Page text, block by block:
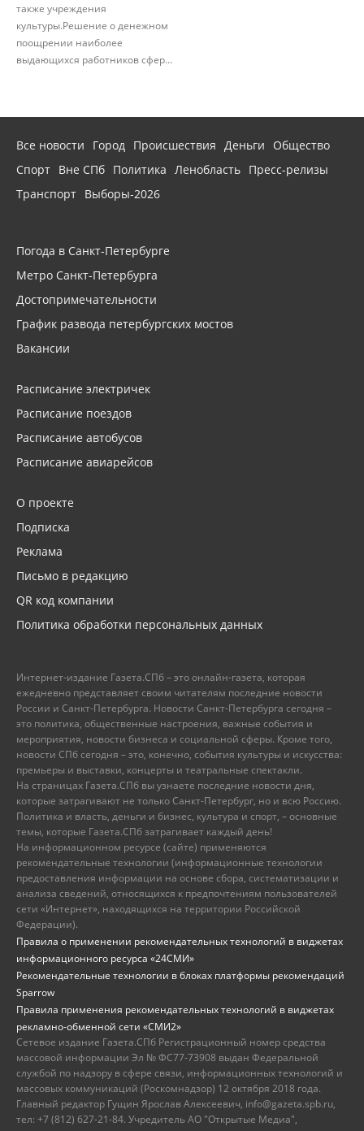
также учреждения
культуры.Решение о денежном
поощрении наиболее
выдающихся работников сфер...
Все новости Город Происшествия Деньги
Общество
Спорт Вне СПб Политика Ленобласть Пресс-релизы
Транспорт Выборы-2026
Погода в Санкт-Петербурге
Метро Санкт-Петербурга
Достопримечательности
График развода петербургских мостов
Вакансии
Расписание электричек
Расписание поездов
Расписание автобусов
Расписание авиарейсов
О проекте
Подписка
Реклама
Письмо в редакцию
QR код компании
Политика обработки персональных данных
Интернет-издание Газета.СПб – это онлайн-газета, которая
ежедневно представляет своим читателям последние новости
России и Санкт-Петербурга. Новости Санкт-Петербурга сегодня –
это политика, общественные настроения, важные события и
мероприятия, новости бизнеса и социальной сферы. Кроме того,
новости СПб сегодня – это, конечно, события культуры и искусства:
премьеры и выставки, концерты и театральные спектакли.
На страницах Газета.СПб вы узнаете последние новости дня,
которые затрагивают не только Санкт-Петербург, но и всю Россию.
Политика и власть, деньги и бизнес, культура и спорт, – основные
темы, которые Газета.СПб затрагивает каждый день!
На информационном ресурсе (сайте) применяются
рекомендательные технологии (информационные технологии
предоставления информации на основе сбора, систематизации и
анализа сведений, относящихся к предпочтениям пользователей
сети «Интернет», находящихся на территории Российской
Федерации).
Правила о применении рекомендательных технологий в виджетах
информационного ресурса «24СМИ»
Рекомендательные технологии в блоках платформы рекомендаций
Sparrow
Правила применения рекомендательных технологий в виджетах
рекламно-обменной сети «СМИ2»
Сетевое издание Газета.СПб Регистрационный номер средства
массовой информации Эл № ФС77-73908 выдан Федеральной
службой по надзору в сфере связи, информационных технологий и
массовых коммуникаций (Роскомнадзор) 12 октября 2018 года.
Главный редактор Гущин Ярослав Алексеевич, info@gazeta.spb.ru,
тел: +7 (812) 627-21-84. Учредитель АО "Открытые Медиа",